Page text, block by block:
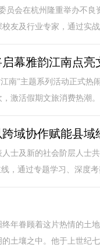
员会在杭州隆重举办不
友及行业专家，通过实
幕雅韵江南点亮
南”主题系列活动正式
激活假期文旅消费热潮
域协作赋能县域
士及新的社会阶层人士
，通过专题学习、深度
年眷顾着这片热情的土
土壤之中。他于上世纪